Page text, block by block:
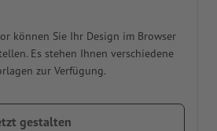
können Sie Ihr Design im Browser
Es stehen Ihnen verschiedene
zur Verfügung.
gestalten